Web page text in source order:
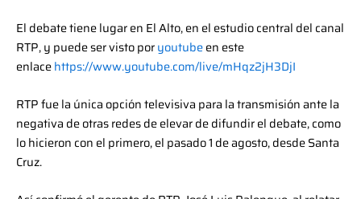
El debate tiene lugar en El Alto, en el estudio central del canal
RTP, y puede ser visto poryoutubeen este
enlacehttps://www.youtube.com/live/mHqz2jH3DjI
RTP fue la única opción televisiva para la transmisión ante la
negativa de otras redes de elevar de difundir el debate, como
lo hicieron con el primero, el pasado 1 de agosto, desde Santa
Cruz.